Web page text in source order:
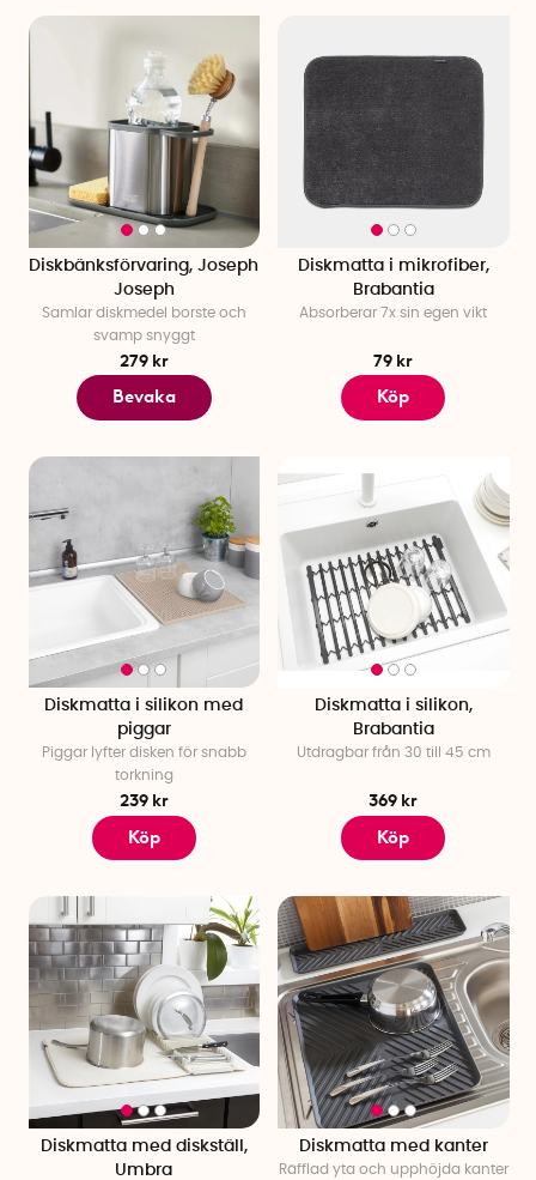
Diskbänksförvaring, Joseph
Joseph
Samlar diskmedel borste och
svamp snyggt
279 kr
Bevaka
Diskmatta i mikrofiber,
Brabantia
Absorberar 7x sin egen vikt
79 kr
Köp
Diskmatta i silikon med
piggar
Piggar lyfter disken för snabb
torkning
239 kr
Köp
Diskmatta i silikon,
Brabantia
Utdragbar från 30 till 45 cm
369 kr
Köp
Diskmatta med diskställ,
Umbra
Diskmatta med kanter
Räfflad yta och upphöjda kanter